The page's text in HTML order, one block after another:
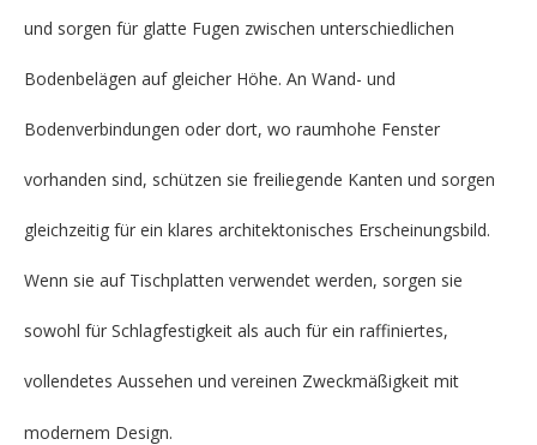
und sorgen für glatte Fugen zwischen unterschiedlichen
Bodenbelägen auf gleicher Höhe. An Wand- und
Bodenverbindungen oder dort, wo raumhohe Fenster
vorhanden sind, schützen sie freiliegende Kanten und sorgen
gleichzeitig für ein klares architektonisches Erscheinungsbild.
Wenn sie auf Tischplatten verwendet werden, sorgen sie
sowohl für Schlagfestigkeit als auch für ein raffiniertes,
vollendetes Aussehen und vereinen Zweckmäßigkeit mit
modernem Design.